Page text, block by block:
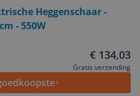
Heggenschaar -
- 550W
€ 134,03
Gratis verzending